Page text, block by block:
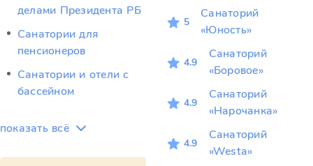
делами Президента РБ
Санатории для
пенсионеров
Санатории и отели с
бассейном
показать всё
5
Санаторий
«Юность»
4.9
Санаторий
«Боровое»
4.9
Санаторий
«Нарочанка»
4.9
Санаторий
«Westa»